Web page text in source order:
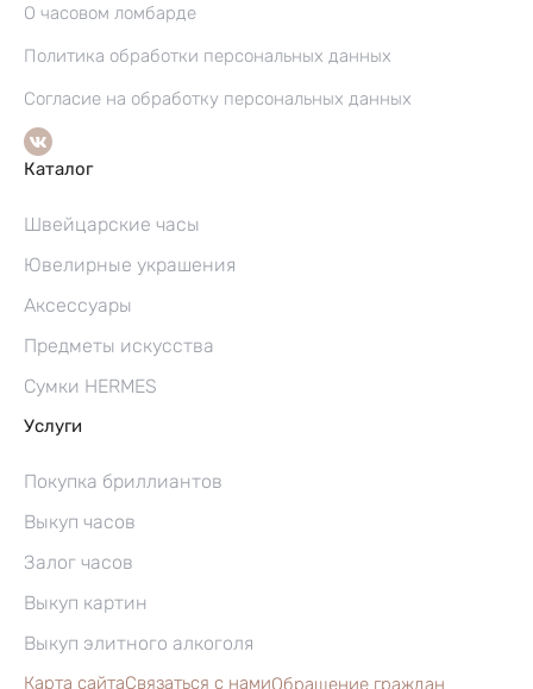
О часовом ломбарде
Политика обработки персональных данных
Согласие на обработку персональных данных
Каталог
Швейцарские часы
Ювелирные украшения
Аксессуары
Предметы искусства
Сумки HERMES
Услуги
Покупка бриллиантов
Выкуп часов
Залог часов
Выкуп картин
Выкуп элитного алкоголя
Карта сайтаСвязаться с намиОбращение граждан